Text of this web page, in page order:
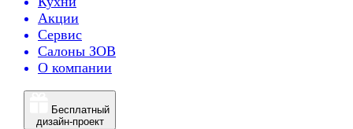
Акции
Сервис
Салоны ЗОВ
О компании
Бесплатный
дизайн-проект